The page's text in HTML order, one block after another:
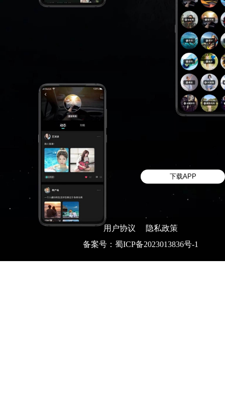
用户协议
隐私政策
备案号：蜀ICP备2023013836号-1
下载APP